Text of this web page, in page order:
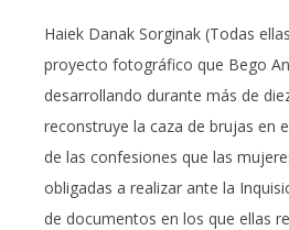
Haiek Danak Sorginak (Todas
proyecto fotográfico que Bego
desarrollando durante más de
reconstruye la caza de brujas en
de las confesiones que las
obligadas a realizar ante la
de documentos en los que ellas